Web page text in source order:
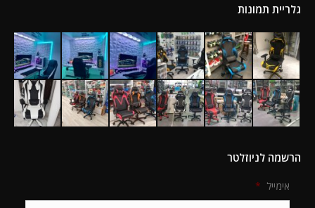
גלריית תמונות
הרשמה לניוזלטר
אימייל *